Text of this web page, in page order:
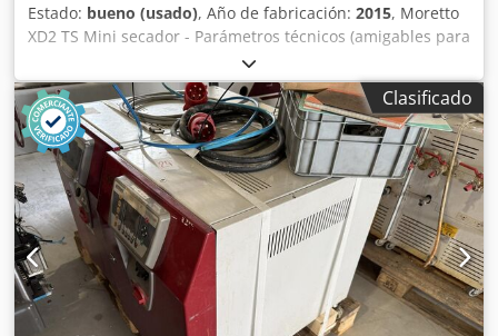
Estado: bueno (usado), Año de fabricación: 2015, Moretto
XD2 TS Mini secador - Parámetros técnicos (amigables para
copiar) Temperatura de secado (máx): 180 °C / 356 °F
Caudal de aire: 3-10 Nm³/h (1,7-5,9 cfm) Capacidad de
tolva: 15 dm³ (0,53 cft) Capacidad de material (densidad a
granel 0,65 kg/dm³): 9,7 kg (21,4 lb) Dodpsyfhyuefx Aklock
Potencia total: 1 kW (1,3 HP) Consumo energético medio a
80 °C: 0,062-0,206 kWh Consumo energético medio a 176
°F: 0,083-0,276 HP/h Alimentación eléctrica: 230 V / 1 fase /
50 Hz Dimensiones &
Clasificado